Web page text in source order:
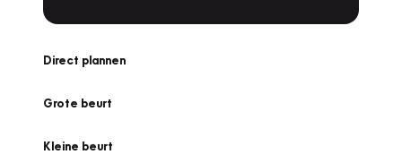
Direct plannen
Grote beurt
Kleine beurt